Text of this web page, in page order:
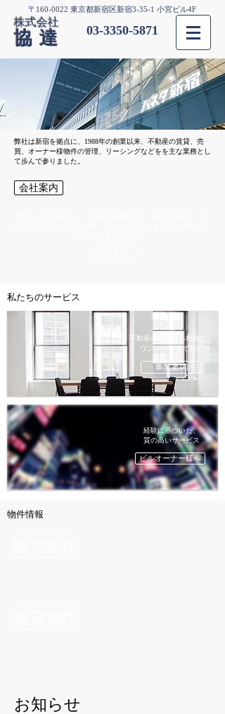
〒160-0022 東京都新宿区新宿3-35-1 小宮ビル4F
株式会社
協達 03-3350-5871
弊社は新宿を拠点に、1988年の創業以来、不動産の賃貸、売
買、オーナー様物件の管理、リーシングなどをを主な業務とし
て歩んで参りました。
会社案内
​私たちのサービス
不動産のあらゆる相談に、
ワンストップで対応
事業案内
経験に基づいた、
​質の高いサービス
ビルオーナー様へ
​物件情報
​お知らせ​